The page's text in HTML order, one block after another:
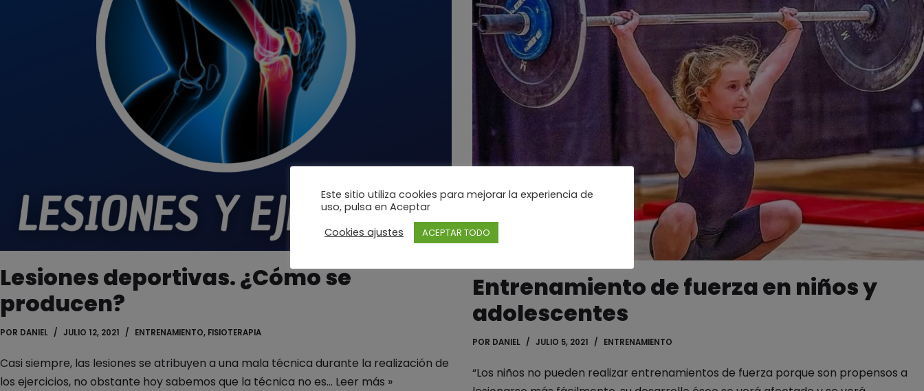
Lesiones deportivas. ¿Cómo se
producen?
POR DANIEL JULIO 12, 2021 ENTRENAMIENTO, FISIOTERAPIA
Casi siempre, las lesiones se atribuyen a una mala técnica durante la realización de
los ejercicios, no obstante hoy sabemos que la técnica no es… Leer más »
Entrenamiento de fuerza en niños y
adolescentes
POR DANIEL JULIO 5, 2021 ENTRENAMIENTO
“Los niños no pueden realizar entrenamientos de fuerza porque son propensos a
Este sitio utiliza cookies para mejorar la experiencia de
uso, pulsa en Aceptar
Cookies ajustes
ACEPTAR TODO